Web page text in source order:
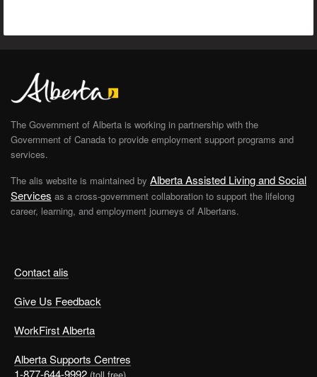
Contact alis
Give Us Feedback
WorkFirst Alberta
Alberta Supports Centres
The Government of Alberta is working in partnership with the
Government of Canada to provide employment support programs and
services.
The alis website is maintained by Alberta Assisted Living and Social
Services as a cross-government collaboration to support the lifelong
career, learning, and employment journeys of Albertans.